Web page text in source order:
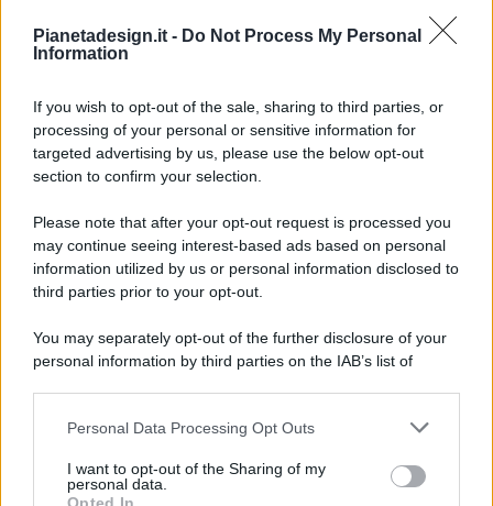
Pianetadesign.it - Do Not Process My Personal
Information
If you wish to opt-out of the sale, sharing to third parties, or
processing of your personal or sensitive information for
targeted advertising by us, please use the below opt-out
section to confirm your selection.
Please note that after your opt-out request is processed you
may continue seeing interest-based ads based on personal
information utilized by us or personal information disclosed to
third parties prior to your opt-out.
You may separately opt-out of the further disclosure of your
personal information by third parties on the IAB’s list of
This information may also be disclosed by us to third parties
disclose it to other third parties.
Personal Data Processing Opt Outs
I want to opt-out of the Sharing of my
personal data.
© 2026 - Pianeta Design - P.IVA 04827280654 - Testata
Registrata Al Tribunale Di Nocera Inferiore N. 8/2020 - RG N.
ISCRIZIONE AL ROC N. 35792 – ISCRITTA ALL’ANSO
(ASSOCIAZIONE NAZIONALE STAMPA ONLINE)
PREFERENZE PRIVACY